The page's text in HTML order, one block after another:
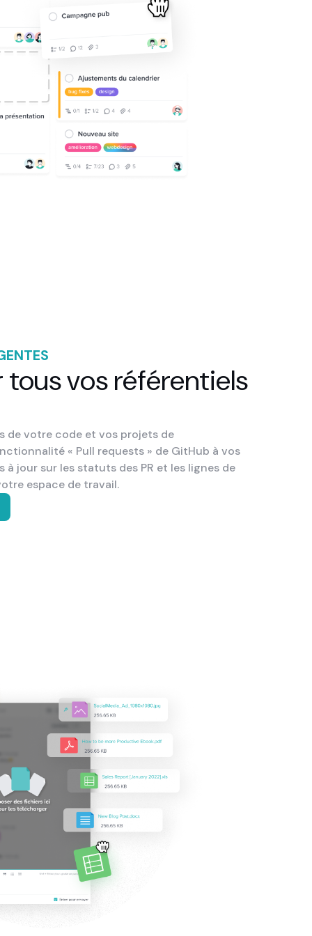
tous vos référentiels
de votre code et vos projets de
« Pull requests » de GitHub à vos
jour sur les statuts des PR et les lignes de
espace de travail.